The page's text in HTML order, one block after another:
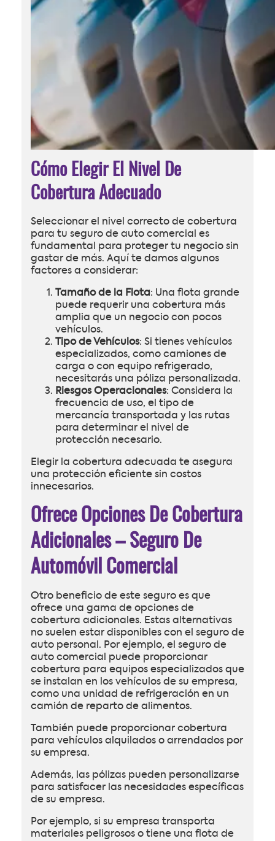
Cómo Elegir El Nivel De
Cobertura Adecuado
Seleccionar el nivel correcto de cobertura
para tu seguro de auto comercial es
fundamental para proteger tu negocio sin
gastar de más. Aquí te damos algunos
factores a considerar:
Tamaño de la Flota: Una flota grande
puede requerir una cobertura más
amplia que un negocio con pocos
vehículos.
Tipo de Vehículos: Si tienes vehículos
especializados, como camiones de
carga o con equipo refrigerado,
necesitarás una póliza personalizada.
Riesgos Operacionales: Considera la
frecuencia de uso, el tipo de
mercancía transportada y las rutas
para determinar el nivel de
protección necesario.
Elegir la cobertura adecuada te asegura
una protección eficiente sin costos
innecesarios.
Ofrece Opciones De Cobertura
Adicionales – Seguro De
Automóvil Comercial
Otro beneficio de este seguro es que
ofrece una gama de opciones de
cobertura adicionales. Estas alternativas
no suelen estar disponibles con el seguro de
auto personal. Por ejemplo, el seguro de
auto comercial puede proporcionar
cobertura para equipos especializados que
se instalan en los vehículos de su empresa,
como una unidad de refrigeración en un
camión de reparto de alimentos.
También puede proporcionar cobertura
para vehículos alquilados o arrendados por
su empresa.
Además, las pólizas pueden personalizarse
para satisfacer las necesidades específicas
de su empresa.
Por ejemplo, si su empresa transporta
materiales peligrosos o tiene una flota de